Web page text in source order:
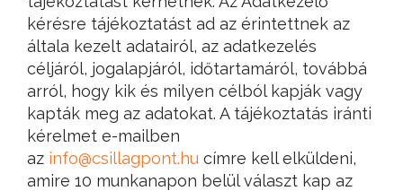
kérésre tájékoztatást ad az érintettnek az
általa kezelt adatairól, az adatkezelés
céljáról, jogalapjáról, időtartamáról, továbbá
arról, hogy kik és milyen célból kapják vagy
kapták meg az adatokat. A tájékoztatás iránti
kérelmet e-mailben
az info@csillagpont.hu címre kell elküldeni,
amire 10 munkanapon belül választ kap az